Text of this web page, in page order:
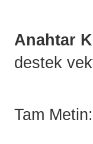
Anahtar
destek
Tam Metin: